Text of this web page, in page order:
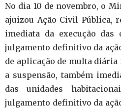
No dia 10 de novembro, o
ajuizou Ação Civil Pública,
imediata da execução
julgamento definitivo da
de aplicação de multa diária
a suspensão, também
das unidades
julgamento definitivo da